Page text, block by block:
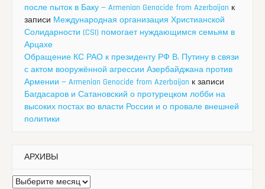
после пыток в Баку — Armenian Genocide from Azerbaijan к
записи Международная организация Христианской
Солидарности (CSI) помогает нуждающимся семьям в
Арцахе
Обращение КС РАО к президенту РФ В. Путину в связи
с актом вооружённой агрессии Азербайджана против
Армении — Armenian Genocide from Azerbaijan к записи
Багдасаров и Сатановский о протурецком лобби на
высоких постах во власти России и о провале внешней
политики
АРХИВЫ
Архивы